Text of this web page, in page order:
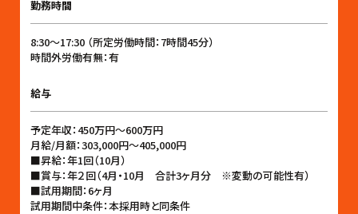
勤務時間
8:30〜17:30 （所定労働時間：7時間45分）
時間外労働有無：有
給与
予定年収：450万円〜600万円
月給/月額：303,000円〜405,000円
■昇給：年1回（10月）
■賞与：年２回（4月・10月 合計3ヶ月分 ※変動の可能性有）
■試用期間：6ヶ月
試用期間中条件：本採用時と同条件